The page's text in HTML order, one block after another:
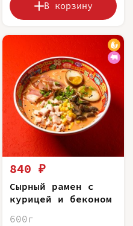
В корзину
840 ₽
Сырный рамен с
курицей и беконом
600г